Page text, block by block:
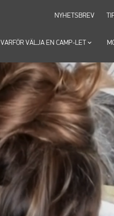
VARFÖR VÄLJA EN CAMP-LETkeyboard_arrow_down
NYHETSBREV